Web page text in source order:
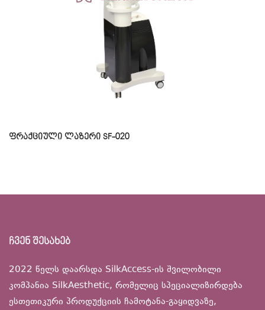
ფრაქციული ლაზერი SF-020
ჩვენ შესახებ
2022 წელს დაარსდა SilkAccess-ის შვილობილი
კომპანია SilkAesthetic, რომელიც სპეციალიზირდება
ესთეთიკური პროდუქციის ჩამოტანა-გაყიდვაზე,